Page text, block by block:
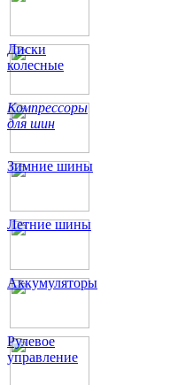
Диски
колесные
Компрессоры
для шин
Зимние шины
Летние шины
Аккумуляторы
Рулевое
управление